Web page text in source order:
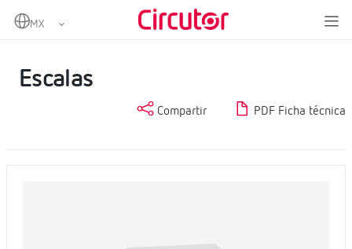
Home Medida y control
Instrumentación analógica
Escalas
Compartir PDF Ficha técnica